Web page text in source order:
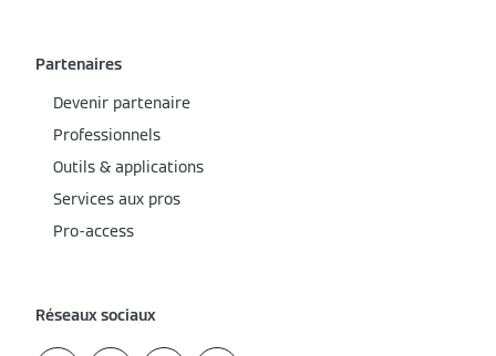
Partenaires
Devenir partenaire
Professionnels
Outils & applications
Services aux pros
Pro-access
Réseaux sociaux